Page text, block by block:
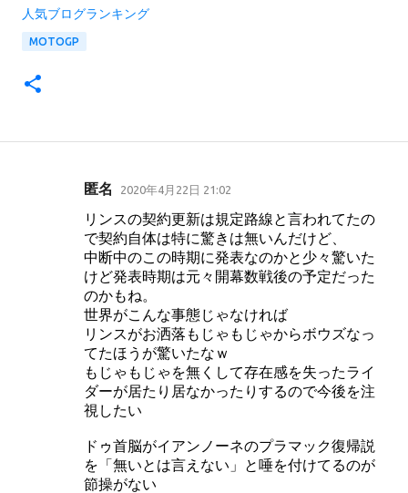
人気ブログランキング
MOTOGP
匿名 2020年4月22日 21:02
リンスの契約更新は規定路線と言われてたの
で契約自体は特に驚きは無いんだけど、
中断中のこの時期に発表なのかと少々驚いた
けど発表時期は元々開幕数戦後の予定だった
のかもね。
世界がこんな事態じゃなければ
リンスがお洒落もじゃもじゃからボウズなっ
てたほうが驚いたなｗ
もじゃもじゃを無くして存在感を失ったライ
ダーが居たり居なかったりするので今後を注
視したい
ドゥ首脳がイアンノーネのプラマック復帰説
を「無いとは言えない」と唾を付けてるのが
節操がない